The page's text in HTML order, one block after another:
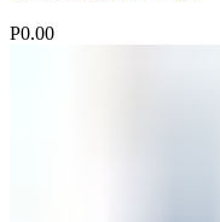
Р0.00